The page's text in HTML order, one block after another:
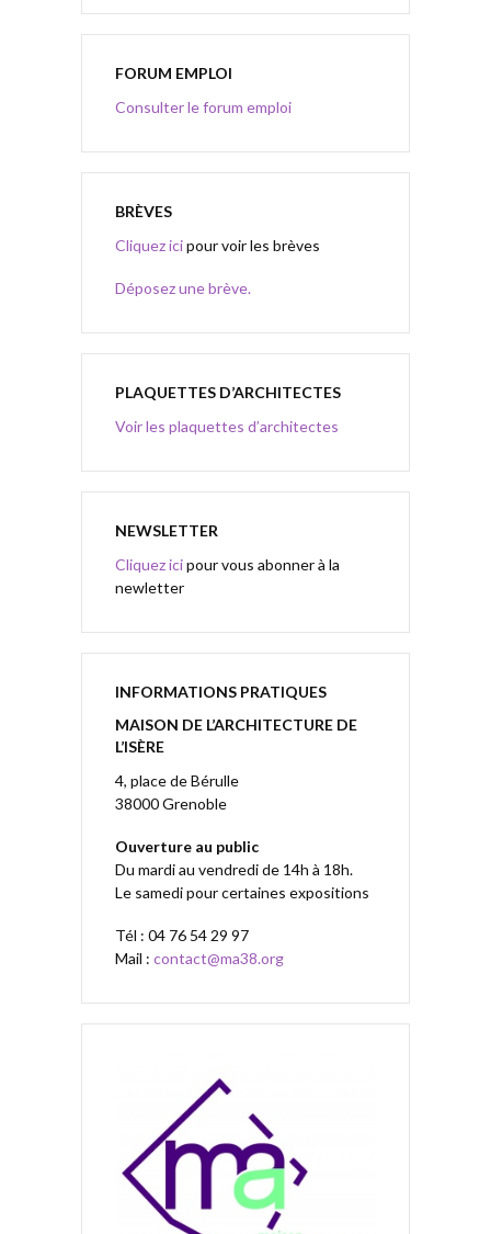
FORUM EMPLOI
Consulter le forum emploi
BRÈVES
Cliquez icipour voir les brèves
Déposez une brève.
PLAQUETTES D’ARCHITECTES
Voir les plaquettes d’architectes
NEWSLETTER
Cliquez icipour vous abonner à la
newletter
INFORMATIONS PRATIQUES
MAISON DE L’ARCHITECTURE DE
L’ISÈRE
4, place de Bérulle
38000 Grenoble
Ouverture au public
Du mardi au vendredi de 14h à 18h.
Le samedi pour certaines expositions
Tél : 04 76 54 29 97
Mail : contact@ma38.org